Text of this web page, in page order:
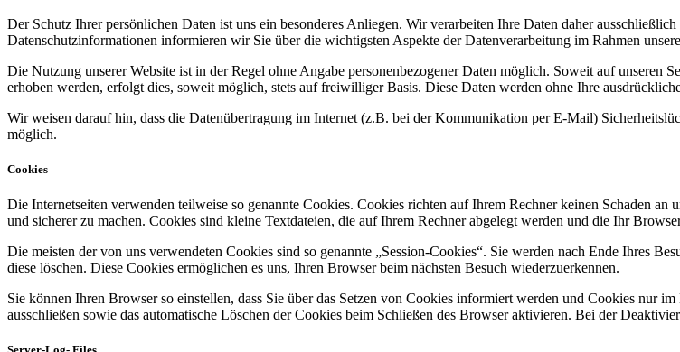
Der Schutz Ihrer persönlichen Daten ist uns ein besonderes Anliegen. Wir verarbeiten Ihre Daten daher
Datenschutzinformationen informieren wir Sie über die wichtigsten Aspekte der Datenverarbeitung im Rahmen
Die Nutzung unserer Website ist in der Regel ohne Angabe personenbezogener Daten möglich. Soweit auf unseren
erhoben werden, erfolgt dies, soweit möglich, stets auf freiwilliger Basis. Diese Daten werden ohne Ihre
Wir weisen darauf hin, dass die Datenübertragung im Internet (z.B. bei der Kommunikation per E-Mail)
möglich.
Cookies
Die Internetseiten verwenden teilweise so genannte Cookies. Cookies richten auf Ihrem Rechner keinen Schaden
und sicherer zu machen. Cookies sind kleine Textdateien, die auf Ihrem Rechner abgelegt werden und die Ihr
Die meisten der von uns verwendeten Cookies sind so genannte „Session-Cookies“. Sie werden nach Ende Ihres
diese löschen. Diese Cookies ermöglichen es uns, Ihren Browser beim nächsten Besuch wiederzuerkennen.
Sie können Ihren Browser so einstellen, dass Sie über das Setzen von Cookies informiert werden und Cookies nur
ausschließen sowie das automatische Löschen der Cookies beim Schließen des Browser aktivieren. Bei der